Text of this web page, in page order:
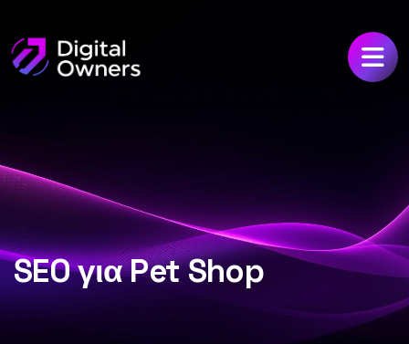
SEO για Pet Shop